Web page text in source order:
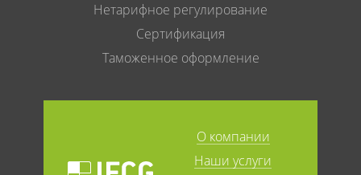
Нетарифное регулирование
Сертификация
Таможенное оформление
О компании
Наши услуги